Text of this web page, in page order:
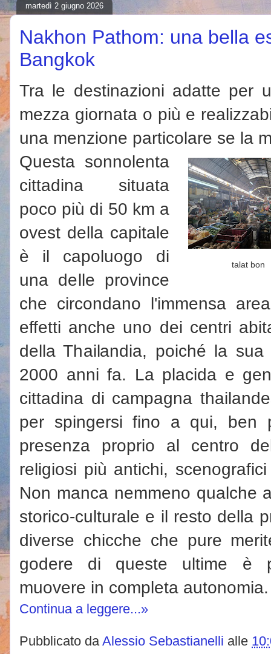
martedì 2 giugno 2026
Nakhon Pathom: una bella
Bangkok
Tra le destinazioni adatte per
mezza giornata o più e
una menzione particolare se la
talat bon
Questa sonnolenta
cittadina situata
poco più di 50 km a
ovest della capitale
è il capoluogo di
una delle province
che circondano l'immensa
effetti anche uno dei centri
della Thailandia, poiché la
2000 anni fa. La placida e
cittadina di campagna
per spingersi fino a qui, ben
presenza proprio al centro
religiosi più antichi,
Non manca nemmeno qualche
storico-culturale e il resto della
diverse chicche che pure
godere di queste ultime è
muovere in completa autonomia.
Continua a leggere...»
Pubblicato da Alessio Sebastianelli alle